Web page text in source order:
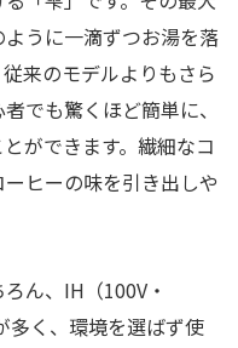
うに一滴ずつお湯を落
来のモデルよりもさら
でも驚くほど簡単に、
ができます。繊細なコ
ヒーの味を引き出しや
ん、IH（100V・
多く、環境を選ばず使